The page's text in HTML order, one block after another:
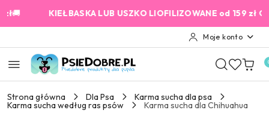
Przejdź do treści głównej
Przejdź do wyszukiwarki
Przejdź do moje konto
Przejdź do menu głównego
Przejdź do stopki
KIEŁBASKA LUB USZKO LIOFILIZOWANE od 159 zł GRATIS!
Moje konto
Strona główna Dla Psa Karma sucha dla psa
Karma sucha według ras psów Karma sucha dla Chihuahua